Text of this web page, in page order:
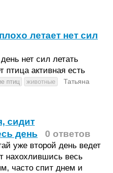
летает нет сил
нет сил летать
птица активная есть
птиц животные
Татьяна
сидит
день
0 ответов
уже второй день ведет
нахохлившись весь
часто спит днем и